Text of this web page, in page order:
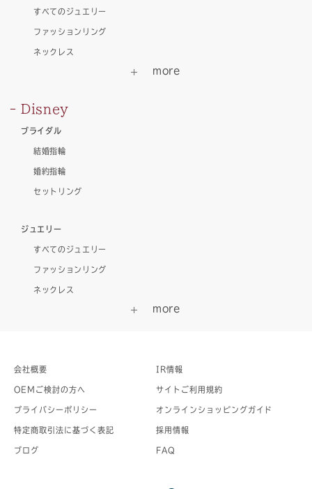
すべてのジュエリー
ファッションリング
ネックレス
Disney
ブライダル
結婚指輪
婚約指輪
セットリング
ジュエリー
すべてのジュエリー
ファッションリング
ネックレス
会社概要 IR情報
OEMご検討の方へ サイトご利用規約
プライバシーポリシー オンラインショッピングガイド
特定商取引法に基づく表記 採用情報
ブログ FAQ